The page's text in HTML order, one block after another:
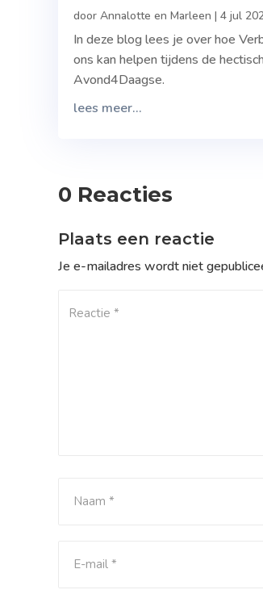
door Annalotte en Marleen | 4 jul
In deze blog lees je over hoe
ons kan helpen tijdens de
Avond4Daagse.
lees meer...
0 Reacties
Plaats een reactie
Je e-mailadres wordt niet